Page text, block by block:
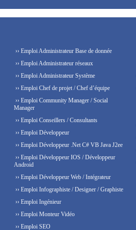
›› Emploi Administrateur Base de donnée
›› Emploi Administrateur réseaux
›› Emploi Administrateur Système
›› Emploi Chef de projet / Chef d’équipe
›› Emploi Community Manager / Social
Manager
›› Emploi Conseillers / Consultants
›› Emploi Développeur
›› Emploi Développeur .Net C# VB Java J2ee
›› Emploi Développeur IOS / Développeur
Android
›› Emploi Développeur Web / Intégrateur
›› Emploi Infographiste / Designer / Graphiste
›› Emploi Ingénieur
›› Emploi Monteur Vidéo
›› Emploi SEO